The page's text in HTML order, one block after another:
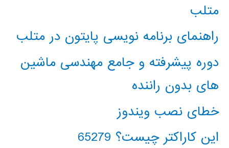
متلب
راهنمای برنامه نویسی پایتون در متلب
دوره پیشرفته و جامع مهندسی ماشین
های بدون راننده
خطای نصب ویندوز
این کاراکتر چیست؟ 65279